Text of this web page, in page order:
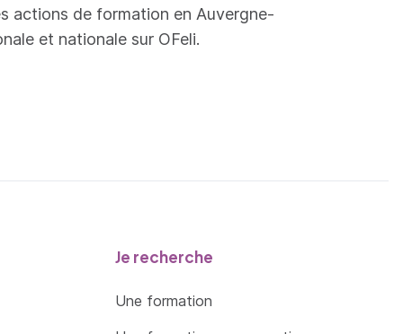
actions de formation en Auvergne-
et nationale sur OFeli.
Je recherche
Une formation